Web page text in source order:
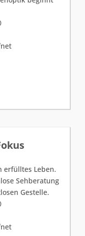
erfülltes Leben.
Sehberatung
Gestelle.